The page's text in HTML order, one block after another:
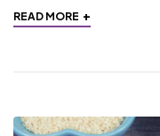
READ MORE +